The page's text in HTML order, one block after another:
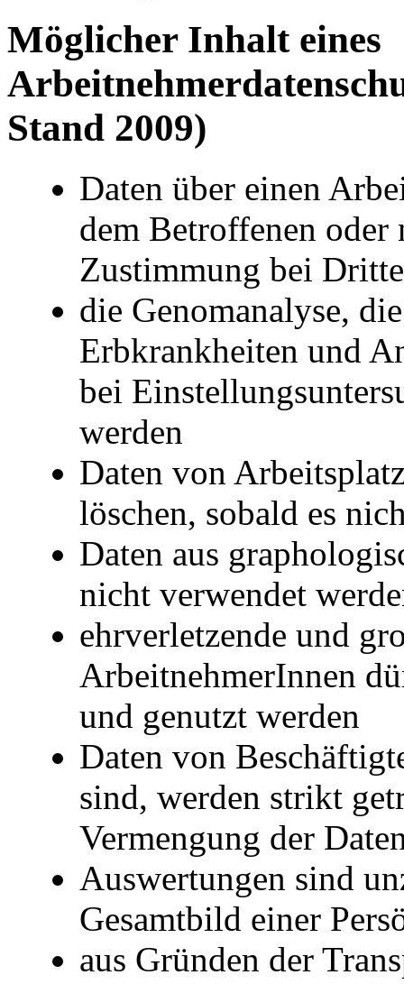
Möglicher Inhalt eines
Stand 2009)
Daten über einen
dem Betroffenen oder
Zustimmung bei
die Genomanalyse,
Erbkrankheiten und
bei
werden
Daten von
löschen, sobald es
Daten aus
nicht verwendet
ehrverletzende und
ArbeitnehmerInnen
und genutzt werden
Daten von
sind, werden strikt
Vermengung der
Auswertungen sind
Gesamtbild einer
aus Gründen der